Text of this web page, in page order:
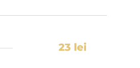
23 lei